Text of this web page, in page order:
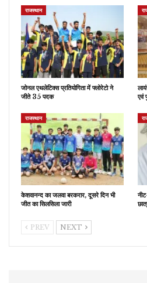
राजस्थान
जोनल एथलेटिक्स प्रतियोगिता में फ्लोरेटो ने
जीते 35 पदक
एवं
राजस्थान
केशवानन्द का जलवा बरकरार, दूसरे दिन भी
जीत का सिलसिला जारी
PREV NEXT